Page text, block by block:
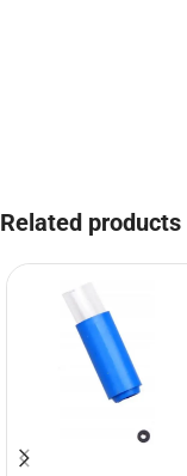
Related products